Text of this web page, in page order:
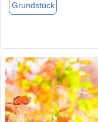
Grundstück